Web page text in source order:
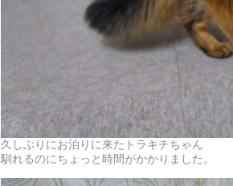
久しぶりにお泊りに来たトラキチちゃん
馴れるのにちょっと時間がかかりました。